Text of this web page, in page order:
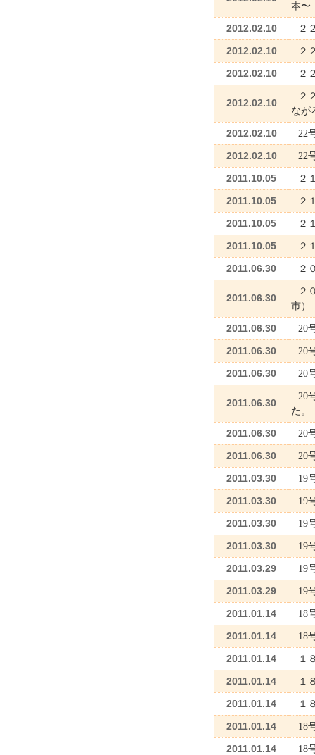
本〜
2012.02.10 ２
2012.02.10 ２
2012.02.10 ２
2012.02.10
２
なが
2012.02.10 22
2012.02.10 22
2011.10.05 ２
2011.10.05 ２
2011.10.05 ２
2011.10.05 ２
2011.06.30 ２
2011.06.30
２
市）
2011.06.30 20
2011.06.30 20
2011.06.30 20
2011.06.30
20
た。
2011.06.30 20
2011.06.30 20
2011.03.30 19
2011.03.30 19
2011.03.30 19
2011.03.30 19
2011.03.29 19
2011.03.29 19
2011.01.14 18
2011.01.14 18
2011.01.14 １
2011.01.14 １
2011.01.14 １
2011.01.14 18
2011.01.14 18